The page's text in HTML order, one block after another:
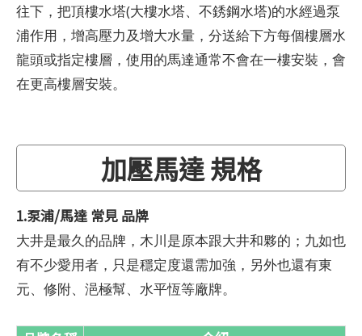
往下，把頂樓水塔(大樓水塔、不銹鋼水塔)的水經過泵
浦作用，增高壓力及增大水量，分送給下方每個樓層水
龍頭或指定樓層，使用的馬達通常不會在一樓安裝，會
在更高樓層安裝。
加壓馬達 規格
1.泵浦/馬達 常見 品牌
大井是最久的品牌，木川是原本跟大井和夥的；九如也
有不少愛用者，只是穩定度還需加強，另外也還有東
元、修附、浥極幫、水平恆等廠牌。